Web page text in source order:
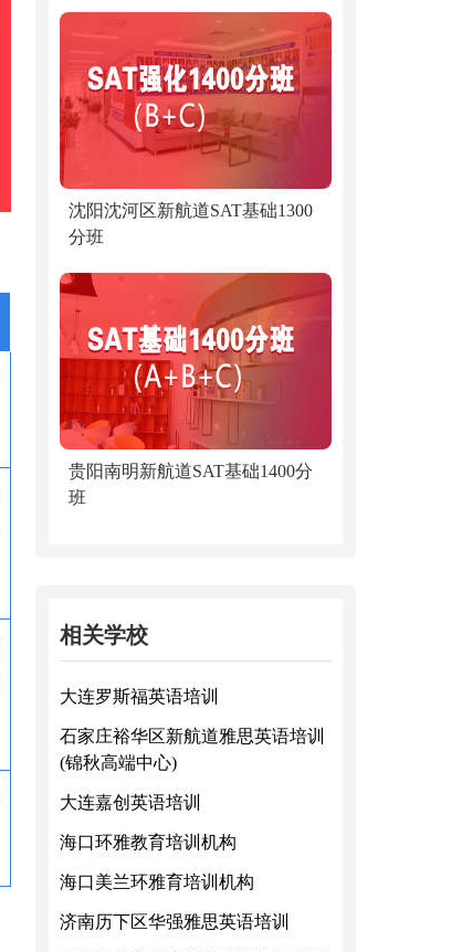
沈阳沈河区新航道SAT基础1300
分班
贵阳南明新航道SAT基础1400分
班
相关学校
大连罗斯福英语培训
石家庄裕华区新航道雅思英语培训
(锦秋高端中心)
大连嘉创英语培训
海口环雅教育培训机构
海口美兰环雅育培训机构
济南历下区华强雅思英语培训